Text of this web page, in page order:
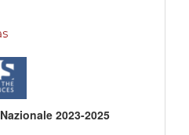
2023-2025